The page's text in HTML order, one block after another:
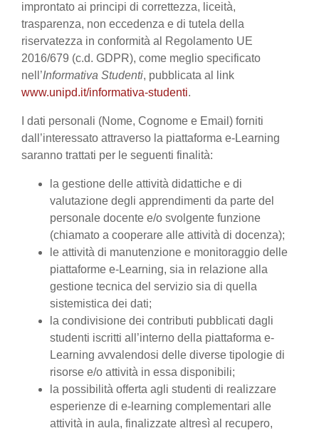
improntato ai principi di correttezza, liceità,
trasparenza, non eccedenza e di tutela della
riservatezza in conformità al Regolamento UE
2016/679 (c.d. GDPR), come meglio specificato
nell’Informativa Studenti, pubblicata al link
www.unipd.it/informativa-studenti.
I dati personali (Nome, Cognome e Email) forniti
dall’interessato attraverso la piattaforma e-Learning
saranno trattati per le seguenti finalità:
la gestione delle attività didattiche e di
valutazione degli apprendimenti da parte del
personale docente e/o svolgente funzione
(chiamato a cooperare alle attività di docenza);
le attività di manutenzione e monitoraggio delle
piattaforme e-Learning, sia in relazione alla
gestione tecnica del servizio sia di quella
sistemistica dei dati;
la condivisione dei contributi pubblicati dagli
studenti iscritti all’interno della piattaforma e-
Learning avvalendosi delle diverse tipologie di
risorse e/o attività in essa disponibili;
la possibilità offerta agli studenti di realizzare
esperienze di e-learning complementari alle
attività in aula, finalizzate altresì al recupero,